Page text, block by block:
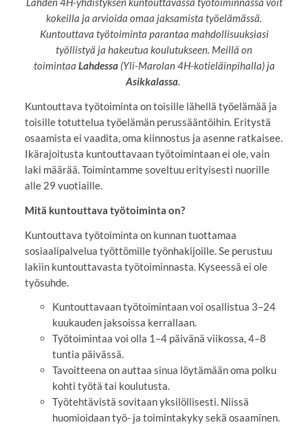
kokeilla ja arvioida omaa jaksamista työelämässä.
Kuntouttava työtoiminta parantaa mahdollisuuksiasi
työllistyä ja hakeutua koulutukseen. Meillä on
toimintaa Lahdessa(Yli-Marolan 4H-kotieläinpihalla) ja
Asikkalassa.
Kuntouttava työtoiminta on toisille lähellä työelämää ja
toisille totuttelua työelämän perussääntöihin. Eritystä
osaamista ei vaadita, oma kiinnostus ja asenne ratkaisee.
Ikärajoitusta kuntouttavaan työtoimintaan ei ole, vain
laki määrää. Toimintamme soveltuu erityisesti nuorille
alle 29 vuotiaille.
Mitä kuntouttava työtoiminta on?
Kuntouttava työtoiminta on kunnan tuottamaa
sosiaalipalvelua työttömille työnhakijoille. Se perustuu
lakiin kuntouttavasta työtoiminnasta. Kyseessä ei ole
työsuhde.
Kuntouttavaan työtoimintaan voi osallistua 3–24
kuukauden jaksoissa kerrallaan.
Työtoimintaa voi olla 1–4 päivänä viikossa, 4–8
tuntia päivässä.
Tavoitteena on auttaa sinua löytämään oma polku
kohti työtä tai koulutusta.
Työtehtävistä sovitaan yksilöllisesti. Niissä
huomioidaan työ- ja toimintakyky sekä osaaminen.